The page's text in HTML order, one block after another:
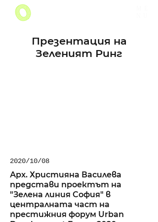
Презентация на
Зеленият Ринг
2020/10/08
Арх. Християна Василева
представи проектът на
"Зелена линия София" в
централната част на
престижния форум Urban